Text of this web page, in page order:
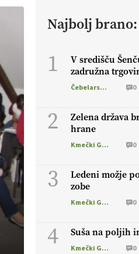
Najbolj brano:
1
V središču
zadružna
Čebelarstvo 0
2
Zelena država
hrane
Kmečki Glas 0
3
Ledeni možje
zobe
Kmečki Glas 0
4 Suša na poljih
Kmečki Glas 0